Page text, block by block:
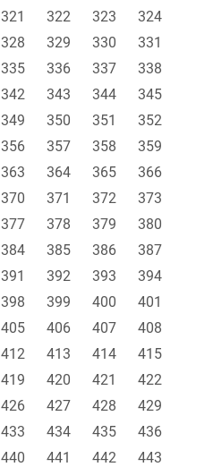
321 322 323
324
328 329 330
331
335 336 337
338
342 343 344
345
349 350 351
352
356 357 358
359
363 364 365
366
370 371 372
373
377 378 379
380
384 385 386
387
391 392 393
394
398 399 400
401
405 406 407
408
412 413 414
415
419 420 421
422
426 427 428
429
433 434 435
436
440 441 442
443